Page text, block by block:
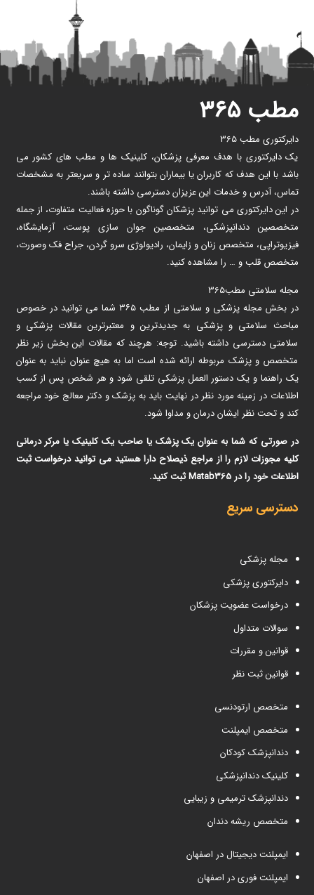
مطب ۳۶۵
دایرکتوری مطب 365
یک دایرکتوری با هدف معرفی پزشکان، کلینیک ها و مطب های کشور می
باشد با این هدف که کاربران یا بیماران بتوانند ساده تر و سریعتر به مشخصات
تماس، آدرس و خدمات این عزیزان دسترسی داشته باشند.
در این دایرکتوری می توانید پزشکان گوناگون با حوزه فعالیت متفاوت، از جمله
متخصصین دندانپزشکی، متخصصین جوان سازی پوست، آزمایشگاه،
فیزیوتراپی، متخصص زنان و زایمان، رادیولوژی سرو گردن، جراح فک وصورت،
متخصص قلب و … را مشاهده کنید.
مجله سلامتی مطب365
در بخش مجله پزشکی و سلامتی از مطب ۳۶۵ شما می توانید در خصوص
مباحث سلامتی و پزشکی به جدیدترین و معتبرترین مقالات پزشکی و
سلامتی دسترسی داشته باشید. توجه: هرچند که مقالات این بخش زیر نظر
متخصص و پزشک مربوطه ارائه شده است اما به هیچ عنوان نباید به عنوان
یک راهنما و یک دستور العمل پزشکی تلقی شود و هر شخص پس از کسب
اطلاعات در زمینه مورد نظر در نهایت باید به پزشک و دکتر معالج خود مراجعه
کند و تحت نظر ایشان درمان و مداوا شود.
در صورتی که شما به عنوان یک پزشک یا صاحب یک کلینیک یا مرکر درمانی
کلیه مجوزات لازم را از مراجع ذیصلاح دارا هستید می توانید درخواست ثبت
اطلاعات خود را در Matab365 ثبت کنید.
دسترسی سریع
مجله پزشکی
دایرکتوری پزشکی
درخواست عضویت پزشکان
سوالات متداول
قوانین و مقررات
قوانین ثبت نظر
متخصص ارتودنسی
متخصص ایمپلنت
دندانپزشک کودکان
کلینیک دندانپزشکی
دندانپزشک ترمیمی و زیبایی
متخصص ریشه دندان
ایمپلنت دیجیتال در اصفهان
ایمپلنت فوری در اصفهان